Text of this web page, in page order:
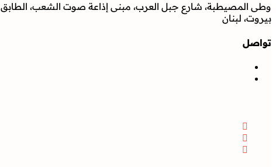
وطى المصيطبة، شارع جبل العرب، مبنى إذاعة صوت الشعب، الطابق 2.
بيروت، لبنان
تواصل